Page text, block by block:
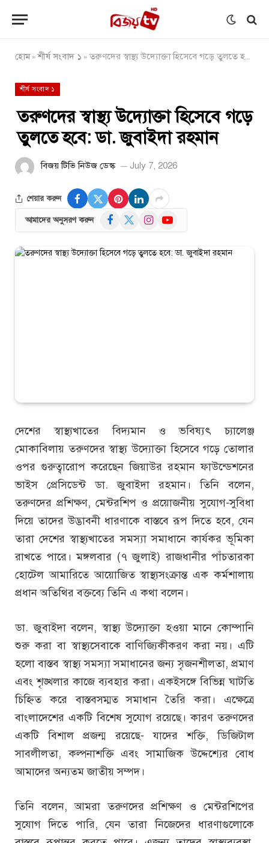
হোম»শীর্ষ সংবাদ ১ » তরুণদের স্বাস্থ্য উদ্যোক্তা হিসেবে গড়ে তুলতে হবে: ডা. জুবাইদা রহমান
শীর্ষ সংবাদ ১
তরুণদের স্বাস্থ্য উদ্যোক্তা হিসেবে গড়ে
তুলতে হবে: ডা. জুবাইদা রহমান
বিজয় টিভি নিউজ ডেস্ক July 7, 2026
শেয়ার করুন
আমাদের অনুসরণ করুন Facebook InstagramYouTube
দেশের স্বাস্থ্যখাতের বিদ্যমান ও ভবিষ্যৎ চ্যালেঞ্জ
মোকাবিলায় তরুণদের স্বাস্থ্য উদ্যোক্তা হিসেবে গড়ে তোলার
ওপর গুরুত্বারোপ করেছেন জিয়াউর রহমান ফাউন্ডেশনের
ভাইস প্রেসিডেন্ট ডা. জুবাইদা রহমান। তিনি বলেন,
তরুণদের প্রশিক্ষণ, মেন্টরশিপ ও প্রয়োজনীয় সুযোগ-সুবিধা
দিয়ে তাদের উদ্ভাবনী ধারণাকে বাস্তবে রূপ দিতে হবে, যেন
তারা দেশের স্বাস্থ্যখাতের সমস্যা সমাধানে কার্যকর ভূমিকা
রাখতে পারে। মঙ্গলবার (৭ জুলাই) রাজধানীর পাঁচতারকা
হোটেল আমারিতে আয়োজিত স্বাস্থ্যসংক্রান্ত এক কর্মশালায়
প্রধান অতিথির বক্তব্যে তিনি এ কথা বলেন।
ডা. জুবাইদা বলেন, স্বাস্থ্য উদ্যোক্তা হওয়া মানে কোম্পানি
শুরু করা বা স্বাস্থ্যসেবাকে বাণিজ্যিকীকরণ করা নয়। এটি
হলো বাস্তব স্বাস্থ্য সমস্যা সমাধানের জন্য সৃজনশীলতা, প্রমাণ
এবং শৃঙ্খলার কাজে ব্যবহার করা। একইসঙ্গে বিভিন্ন ঘাটতি
চিহ্নিত করে বাস্তবসম্মত সমাধান তৈরি করা। এক্ষেত্রে
বাংলাদেশের একটি বিশেষ সুযোগ রয়েছে। কারণ তরুণদের
একটি বিশাল প্রজন্ম রয়েছে- যাদের শক্তি, ডিজিটাল
সাবলীলতা, কল্পনাশক্তি এবং সামাজিক উদ্দেশ্যের বোধ
আমাদের অন্যতম জাতীয় সম্পদ।
তিনি বলেন, আমরা তরুণদের প্রশিক্ষণ ও মেন্টরশিপের
সুযোগ দিতে পারি, যেন তারা নিজেদের ধারণাগুলোকে